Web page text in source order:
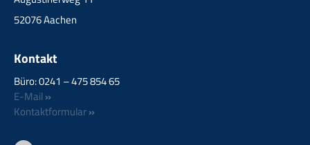
52076 Aachen
Kontakt
Büro: 0241 – 475 854 65
E-Mail »
Kontaktformular»